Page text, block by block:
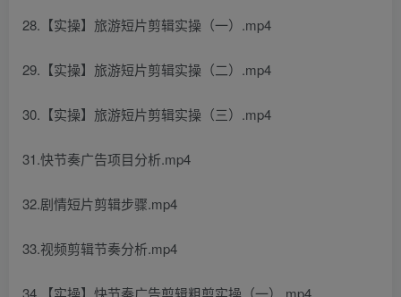
28.【实操】旅游短片剪辑实操（一）.mp4
29.【实操】旅游短片剪辑实操（二）.mp4
30.【实操】旅游短片剪辑实操（三）.mp4
31.快节奏广告项目分析.mp4
32.剧情短片剪辑步骤.mp4
33.视频剪辑节奏分析.mp4
34.【实操】快节奏广告剪辑粗剪实操（一）.mp4